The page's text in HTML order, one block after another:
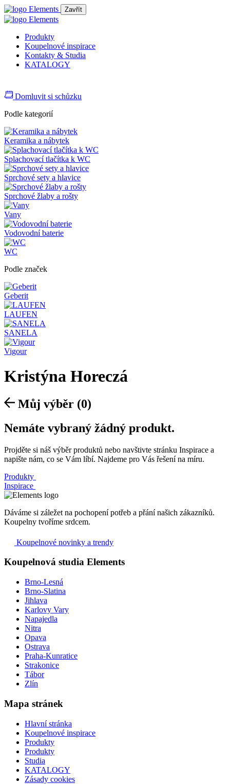
Zavřít
Produkty
Koupelnové inspirace
Kontakty & Studia
KATALOGY
Domluvit si schůzku
Podle kategorií
Keramika a nábytek
Splachovací tlačítka k WC
Sprchové sety a hlavice
Sprchové žlaby a rošty
Vany
Vodovodní baterie
WC
Podle značek
Geberit
LAUFEN
SANELA
Vigour
Kristýna Horeczá
Můj výběr (0)
Nemáte vybraný žádný produkt.
Projděte si náš výběr produktů nebo navštivte stránku Inspirace a
napište nám, co se Vám líbí. Najdeme pro Vás řešení na míru.
Produkty
Inspirace
Dáváme si záležet na pochopení potřeb a přání našich zákazníků.
Koupelny tvoříme srdcem.
Koupelnové novinky a trendy
Koupelnová studia Elements
Brno-Lesná
Brno-Slatina
Jihlava
Karlovy Vary
Napajedla
Nitra
Opava
Ostrava
Praha-Kunratice
Strakonice
Tábor
Zlín
Mapa stránek
Hlavní stránka
Koupelnové inspirace
Produkty
Produkty
Studia
KATALOGY
Zásady cookies